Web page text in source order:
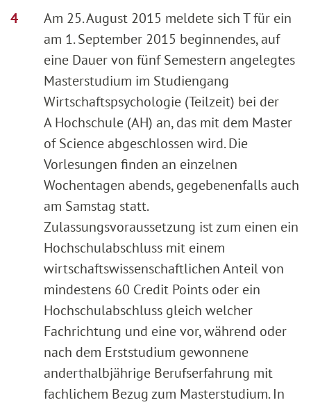
Am 25. August 2015 meldete sich T für ein
am 1. September 2015 beginnendes, auf
eine Dauer von fünf Semestern angelegtes
Masterstudium im Studiengang
Wirtschaftspsychologie (Teilzeit) bei der
A Hochschule (AH) an, das mit dem Master
of Science abgeschlossen wird. Die
Vorlesungen finden an einzelnen
Wochentagen abends, gegebenenfalls auch
am Samstag statt.
Zulassungsvoraussetzung ist zum einen ein
Hochschulabschluss mit einem
wirtschaftswissenschaftlichen Anteil von
mindestens 60 Credit Points oder ein
Hochschulabschluss gleich welcher
Fachrichtung und eine vor, während oder
nach dem Erststudium gewonnene
anderthalbjährige Berufserfahrung mit
fachlichem Bezug zum Masterstudium. In